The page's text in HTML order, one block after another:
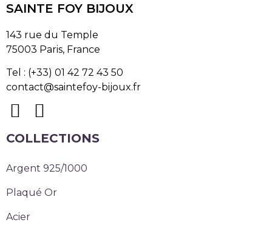
SAINTE FOY BIJOUX
143 rue du Temple
75003 Paris, France
Tel : (+33) 01 42 72 43 50
contact@saintefoy-bijoux.fr
COLLECTIONS
Argent 925/1000
Plaqué Or
Acier